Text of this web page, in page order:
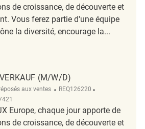
de croissance, de découverte et
Vous ferez partie d'une équipe
la diversité, encourage la...
im Verkauf (m/w/d) REQ132376
(M/W/D)
aux ventes ReqId
REQ126220
Europe, chaque jour apporte de
de croissance, de découverte et